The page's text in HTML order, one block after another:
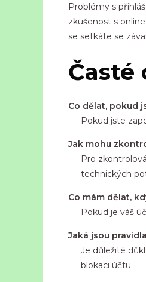
Problémy s
zkušenost s
se setkáte se
Časté
Co dělat, pokud
Pokud jste
Jak mohu
Pro
technických
Co mám dělat,
Pokud je váš
Jaká jsou
Je důležité
blokaci účtu.